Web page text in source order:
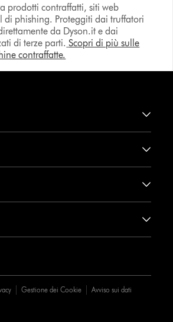
prodotti contraffatti, siti web
di phishing. Proteggiti dai truffatori
da Dyson.it e dai
di terze parti. Scopri di più sulle
contraffatte.
Gestione dei Cookie Avviso sui dati